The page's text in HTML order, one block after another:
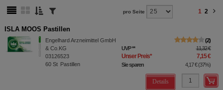
pro Seite 1 2
ISLA MOOS Pastillen
Engelhard Arzneimittel GmbH
& Co.KG
03126523
60 St Pastillen
2
UVP** 11,32 €
Unser Preis* 7,15 €
Sie sparen 4,17 €(37%)
Details